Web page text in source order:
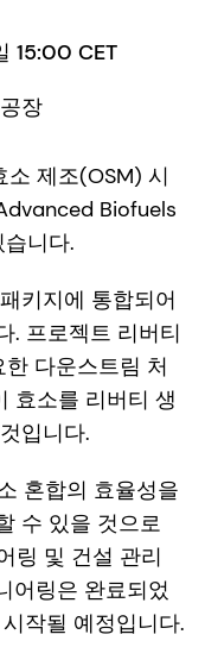
15:00 CET
장
제조(OSM) 시
Biofuels
니다.
키지에 통합되어
. 프로젝트 리버티
다운스트림 처
효소를 리버티 생
입니다.
혼합의 효율성을
수 있을 것으로
링 및 건설 관리
어링은 완료되었
작될 예정입니다.